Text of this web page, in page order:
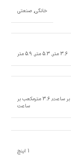
خانگی, صنعتی
3.6 متر, 5.3 متر, 5.9 متر
1.8 مترمکعب بر ساعت, 3 مترمکعب بر ساعت, 3.6 مترمکعب بر
ساعت
1 اینچ